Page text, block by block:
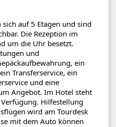
auf 5 Etagen und sind
Die Rezeption im
um die Uhr besetzt.
und
ein
Transferservice, ein
und eine
Angebot. Im Hotel steht
Hilfestellung
wird am Tourdesk
mit dem Auto können